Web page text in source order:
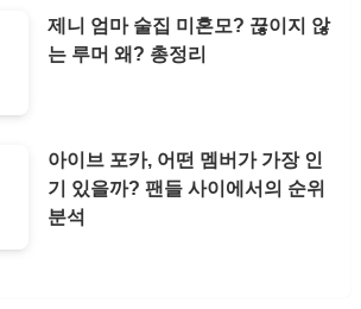
제니 엄마 술집 미혼모? 끊이지 않
는 루머 왜? 총정리
아이브 포카, 어떤 멤버가 가장 인
기 있을까? 팬들 사이에서의 순위
분석